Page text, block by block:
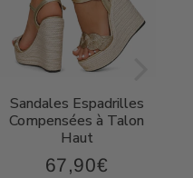
Sandales Espadrilles
Compensées à Talon
Haut
Prix
67,90€